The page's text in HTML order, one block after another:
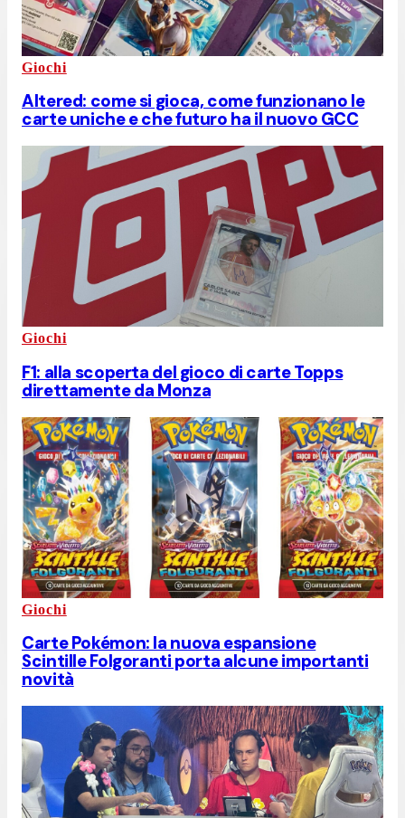
Giochi
Altered: come si gioca, come funzionano le
carte uniche e che futuro ha il nuovo GCC
Giochi
F1: alla scoperta del gioco di carte Topps
direttamente da Monza
Giochi
Carte Pokémon: la nuova espansione
Scintille Folgoranti porta alcune importanti
novità